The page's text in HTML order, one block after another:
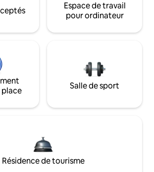
Espace de travail
pour ordinateur
Salle de sport
Résidence de tourisme